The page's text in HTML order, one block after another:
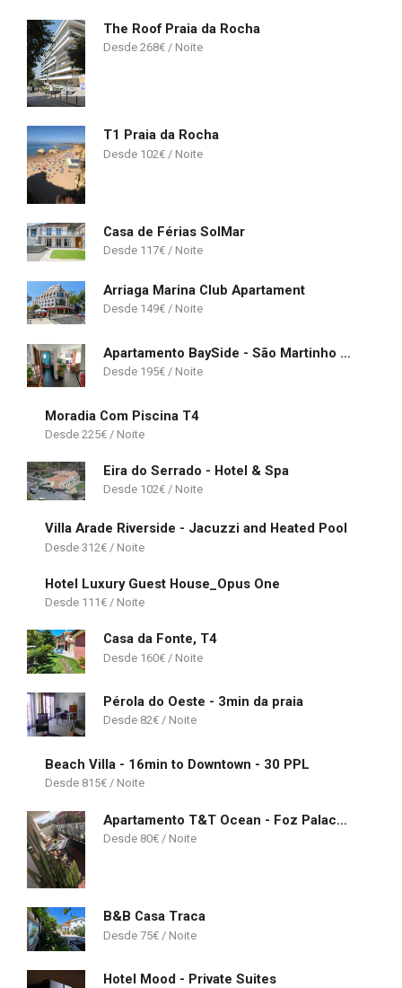
The Roof Praia da Rocha
268€
T1 Praia da Rocha
102€
Casa de Férias SolMar
117€
Arriaga Marina Club Apartament
149€
Apartamento BaySide - São Martinho do Porto
195€
Moradia Com Piscina T4
225€
Eira do Serrado - Hotel & Spa
102€
Villa Arade Riverside - Jacuzzi and Heated Pool
312€
Hotel Luxury Guest House_Opus One
111€
Casa da Fonte, T4
160€
Pérola do Oeste - 3min da praia
82€
Beach Villa - 16min to Downtown - 30 PPL
815€
Apartamento T&T Ocean - Foz Palace Residence Spa
80€
B&B Casa Traca
75€
Hotel Mood - Private Suites